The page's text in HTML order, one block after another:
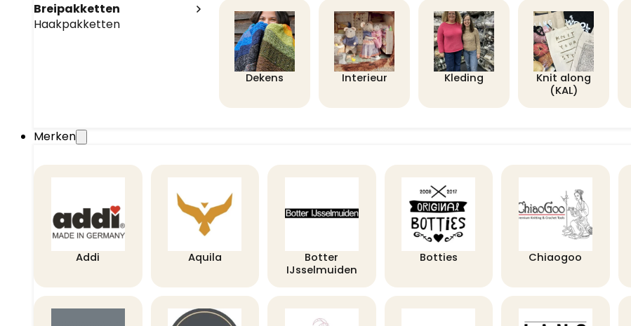
Breipakketten
Haakpakketten
Dekens Interieur Kleding
Knit along
(KAL)
Merken
Addi Aquila
Botter
IJsselmuiden
Botties Chiaogoo